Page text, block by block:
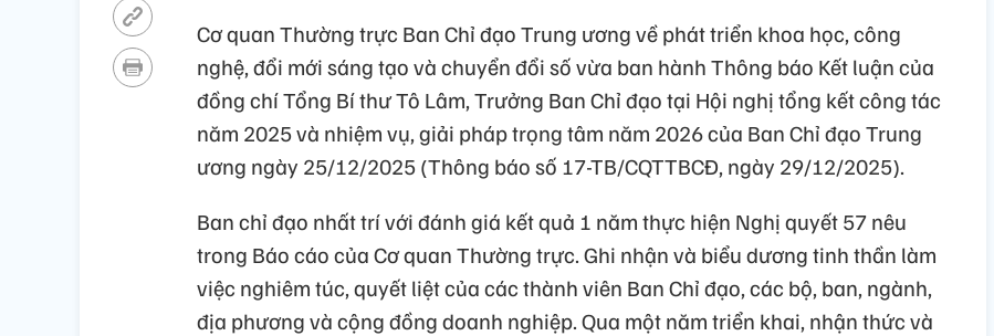
Cơ quan Thường trực Ban Chỉ đạo Trung ương về phát triển khoa học, công
nghệ, đổi mới sáng tạo và chuyển đổi số vừa ban hành Thông báo Kết luận của
đồng chí Tổng Bí thư Tô Lâm, Trưởng Ban Chỉ đạo tại Hội nghị tổng kết công tác
năm 2025 và nhiệm vụ, giải pháp trọng tâm năm 2026 của Ban Chỉ đạo Trung
ương ngày 25/12/2025 (Thông báo số 17-TB/CQTTBCĐ, ngày 29/12/2025).
Ban chỉ đạo nhất trí với đánh giá kết quả 1 năm thực hiện Nghị quyết 57 nêu
trong Báo cáo của Cơ quan Thường trực. Ghi nhận và biểu dương tinh thần làm
việc nghiêm túc, quyết liệt của các thành viên Ban Chỉ đạo, các bộ, ban, ngành,
địa phương và cộng đồng doanh nghiệp. Qua một năm triển khai, nhận thức và